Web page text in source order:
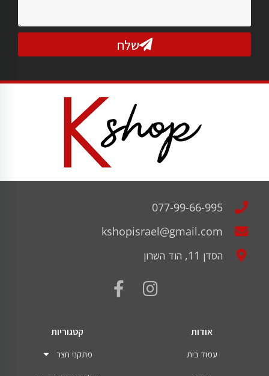
שלח
077-99-66-995
kshopisrael@gmail.com
הסדן 11, הוד השרון
אודות
עמוד בית
קטגוריות
מתקני חצר